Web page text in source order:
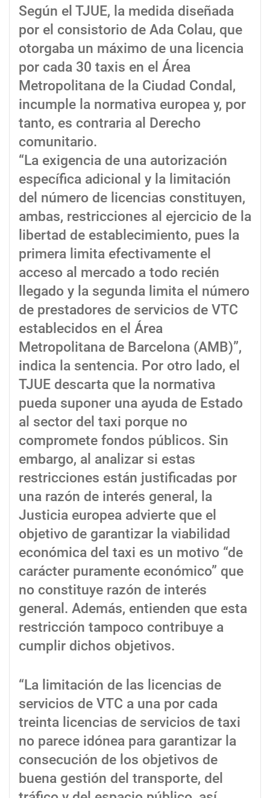
Según el TJUE, la medida diseñada
por el consistorio de Ada Colau, que
otorgaba un máximo de una licencia
por cada 30 taxis en el Área
Metropolitana de la Ciudad Condal,
incumple la normativa europea y, por
tanto, es contraria al Derecho
comunitario.
“La exigencia de una autorización
específica adicional y la limitación
del número de licencias constituyen,
ambas, restricciones al ejercicio de la
libertad de establecimiento, pues la
primera limita efectivamente el
acceso al mercado a todo recién
llegado y la segunda limita el número
de prestadores de servicios de VTC
establecidos en el Área
Metropolitana de Barcelona (AMB)”,
indica la sentencia. Por otro lado, el
TJUE descarta que la normativa
pueda suponer una ayuda de Estado
al sector del taxi porque no
compromete fondos públicos. Sin
embargo, al analizar si estas
restricciones están justificadas por
una razón de interés general, la
Justicia europea advierte que el
objetivo de garantizar la viabilidad
económica del taxi es un motivo “de
carácter puramente económico” que
no constituye razón de interés
general. Además, entienden que esta
restricción tampoco contribuye a
cumplir dichos objetivos.
“La limitación de las licencias de
servicios de VTC a una por cada
treinta licencias de servicios de taxi
no parece idónea para garantizar la
consecución de los objetivos de
buena gestión del transporte, del